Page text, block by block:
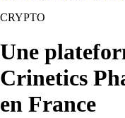
CRYPTO
Une
Crinetics
en France